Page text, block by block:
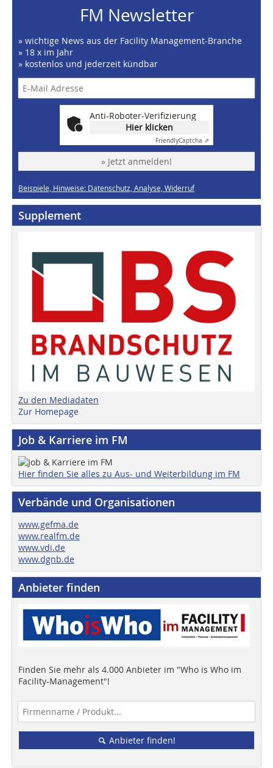
FM Newsletter
» wichtige News aus der Facility Management-Branche
» 18 x im Jahr
» kostenlos und jederzeit kündbar
Anti-Roboter-Verifizierung
Hier klicken
FriendlyCaptcha ⇗
» Jetzt anmelden!
Beispiele, Hinweise: Datenschutz, Analyse, Widerruf
Supplement
Zu den Mediadaten
Zur Homepage
Job & Karriere im FM
Hier finden Sie alles zu Aus- und Weiterbildung im FM
Verbände und Organisationen
www.gefma.de
www.realfm.de
www.vdi.de
www.dgnb.de
Anbieter finden
Finden Sie mehr als 4.000 Anbieter im "Who is Who im
Facility-Management"!
Anbieter finden!